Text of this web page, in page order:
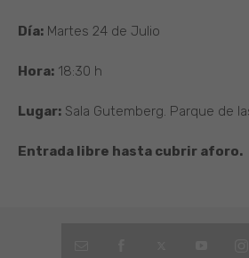
Día: Martes 24 de Julio
Hora: 18:30 h
Lugar: Sala Gutemberg. Parque de
Entrada libre hasta cubrir aforo.